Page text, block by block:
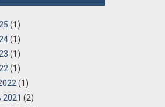
(1)
(1)
(1)
(1)
(1)
(2)